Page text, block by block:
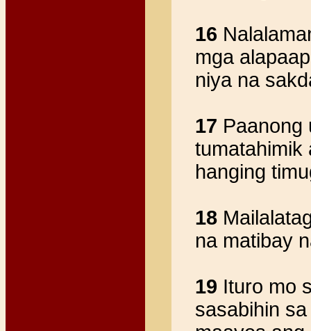
16
mga
niya na
17 Paanong
tumatahimik
hanging
18
na matibay
19 Ituro mo
sasabihin